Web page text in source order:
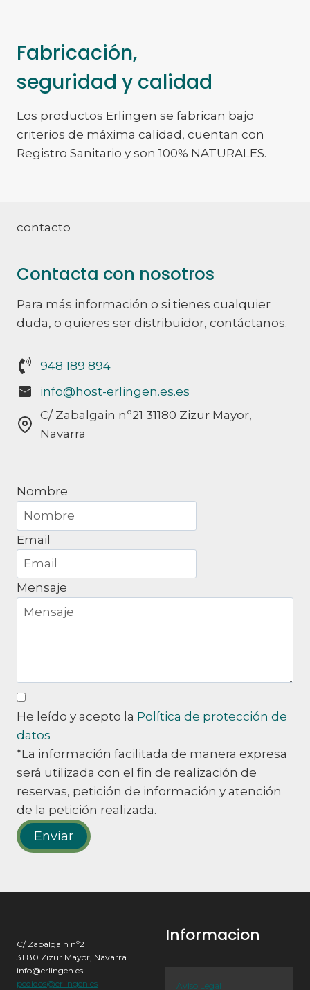
Fabricación,
seguridad y calidad
Los productos Erlingen se fabrican bajo
criterios de máxima calidad, cuentan con
Registro Sanitario y son 100% NATURALES.
contacto
Contacta con nosotros
Para más información o si tienes cualquier
duda, o quieres ser distribuidor, contáctanos.
948 189 894
info@host-erlingen.es.es
C/ Zabalgain nº21 31180 Zizur Mayor,
Navarra
Nombre
Email
Mensaje
He leído y acepto la Política de protección de
datos
*La información facilitada de manera expresa
será utilizada con el fin de realización de
reservas, petición de información y atención
de la petición realizada.
Enviar
C/ Zabalgain nº21
31180 Zizur Mayor, Navarra
info@erlingen.es
pedidos@erlingen.es
Informacion
Aviso Legal